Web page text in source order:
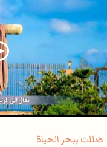
ضللت ببحر الحياة